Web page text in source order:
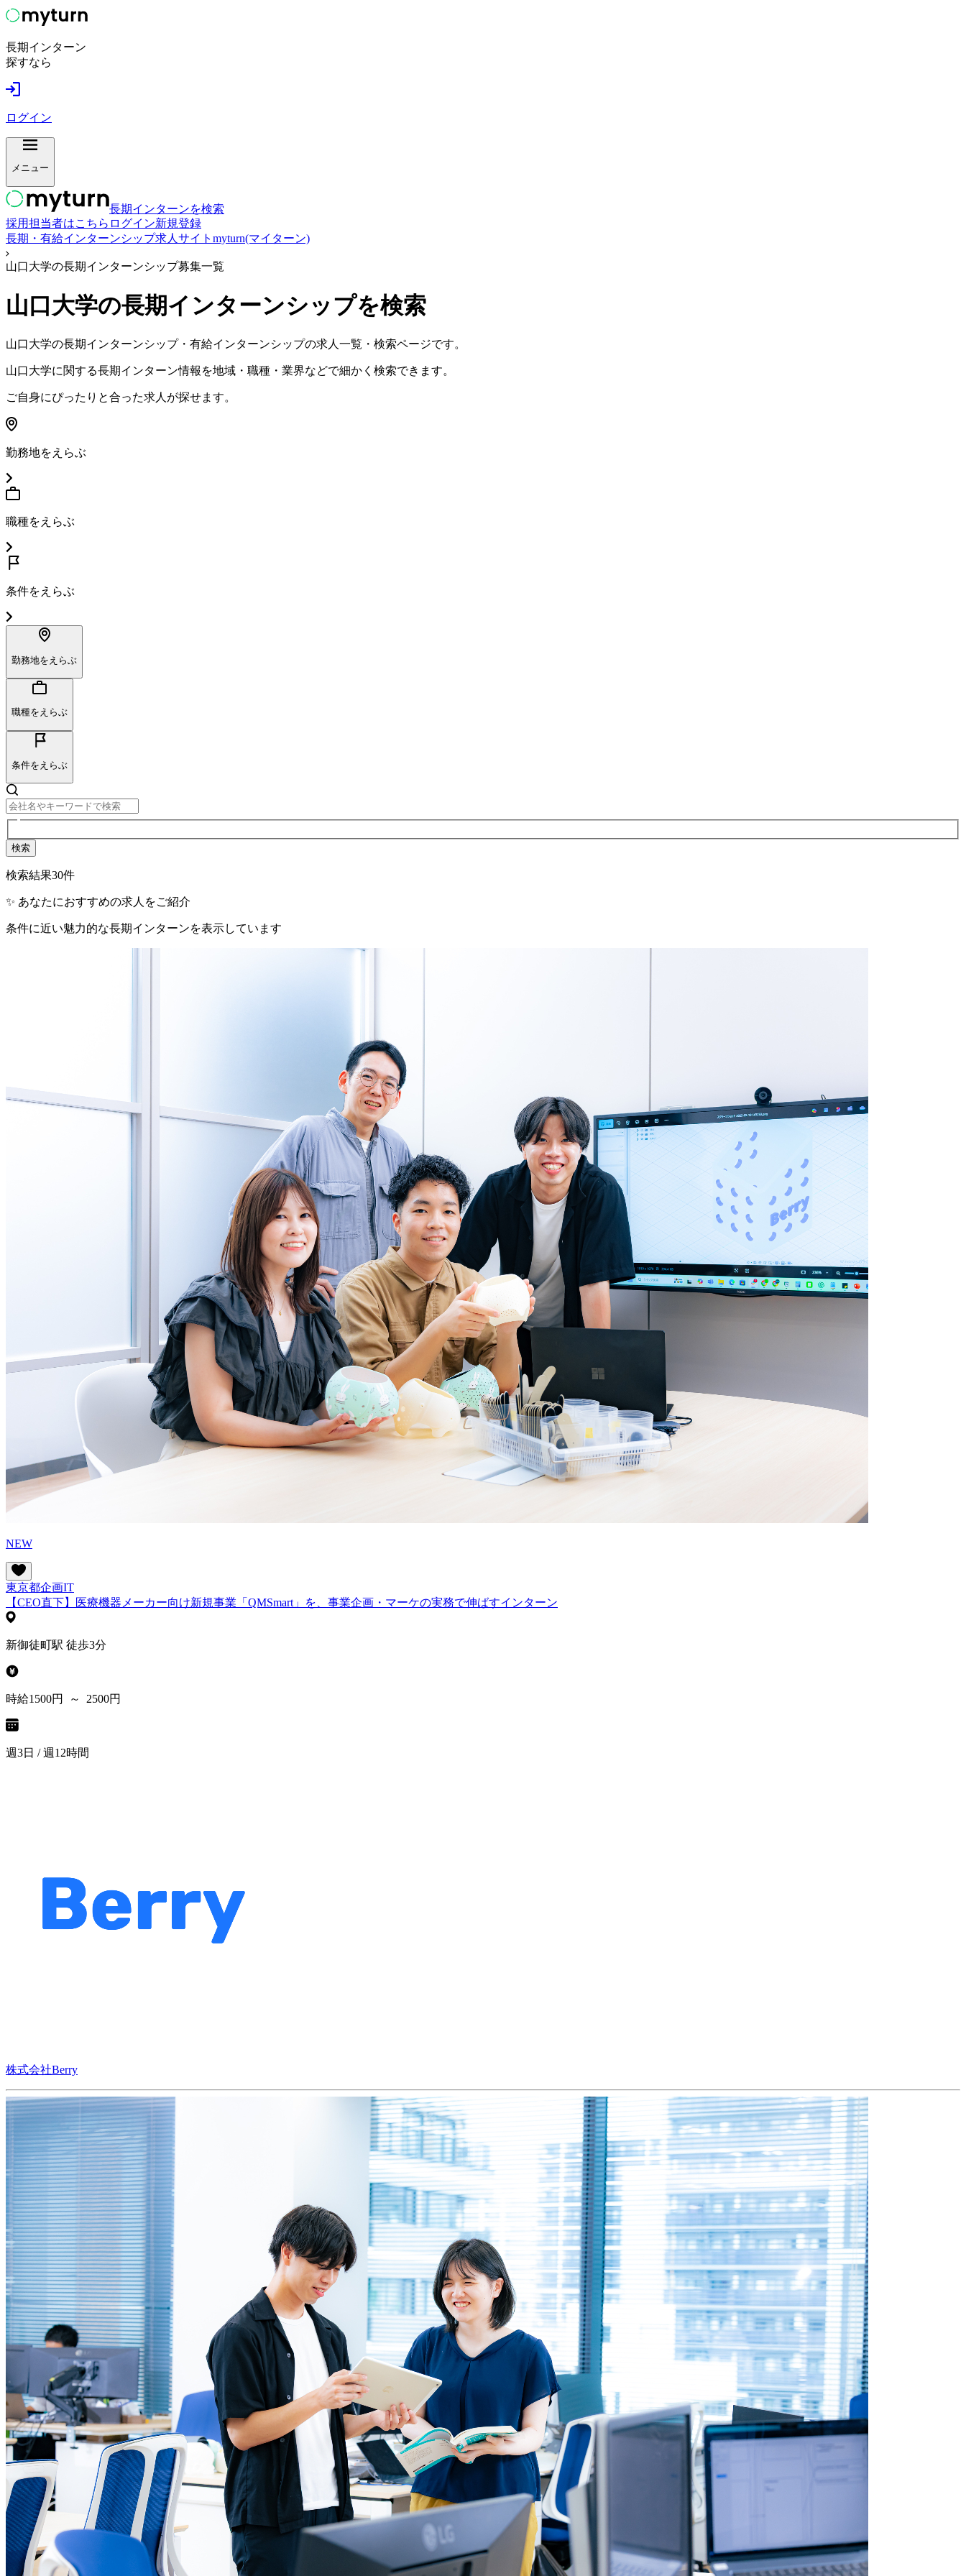
長期インターン
探すなら
ログイン
メニュー
長期インターンを検索
採用担当者はこちら ログイン新規登録
長期・有給インターンシップ求人サイトmyturn(マイターン)
山口大学の長期インターンシップ募集一覧
山口大学の長期インターンシップを検索
山口大学の長期インターンシップ・有給インターンシップの求人一覧・検索ページです。
山口大学に関する長期インターン情報を地域・職種・業界などで細かく検索できます。
ご自身にぴったりと合った求人が探せます。
勤務地をえらぶ
職種をえらぶ
条件をえらぶ
勤務地をえらぶ
職種をえらぶ
条件をえらぶ
検索
検索結果30件
✨ あなたにおすすめの求人をご紹介
条件に近い魅力的な長期インターンを表示しています
NEW
東京都企画IT
【CEO直下】医療機器メーカー向け新規事業「QMSmart」を、事業企画・マーケの実務で伸ばすインターン
新御徒町駅 徒歩3分
時給1500円 ～ 2500円
週3日 / 週12時間
株式会社Berry